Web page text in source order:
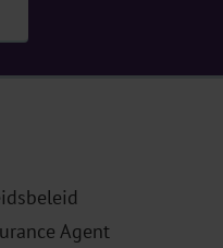
Agent